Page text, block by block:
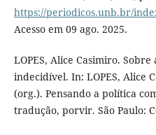
https://periodicos.unb.br/
Acesso em 09 ago. 2025.
LOPES, Alice Casimiro.
indecidível. In: LOPES, Alice
(org.). Pensando a política
tradução, porvir. São Paulo: